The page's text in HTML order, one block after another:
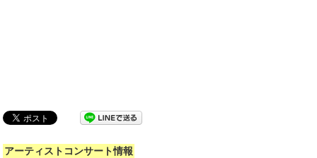
アーティストコンサート情報